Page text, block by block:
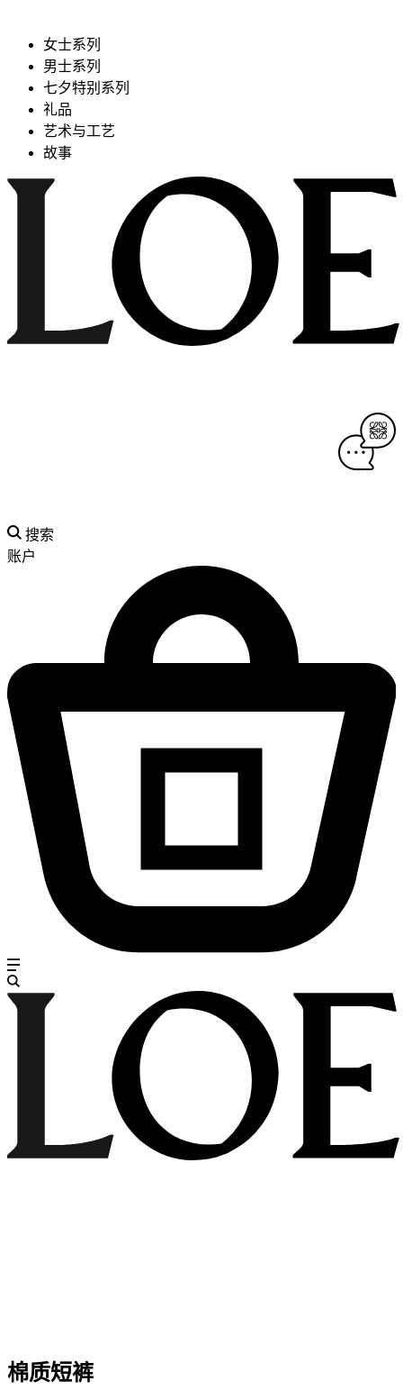
女士系列
男士系列
七夕特别系列
礼品
艺术与工艺
故事
搜索
账户
棉质短裤